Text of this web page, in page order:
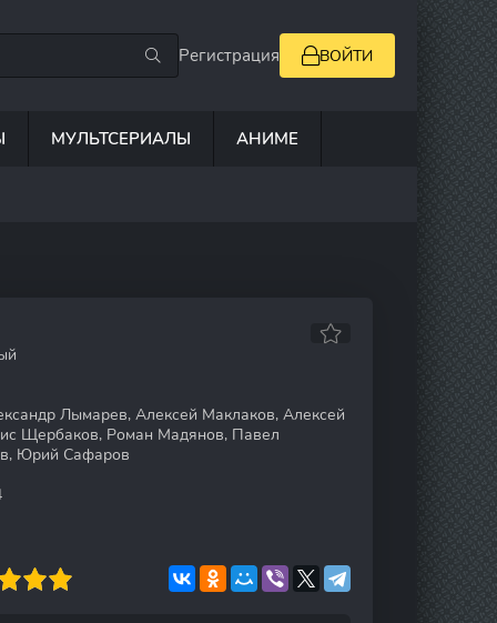
Регистрация ВОЙТИ
МУЛЬТСЕРИАЛЫ АНИМЕ
Лымарев, Алексей Маклаков, Алексей
Щербаков, Роман Мадянов, Павел
Юрий Сафаров